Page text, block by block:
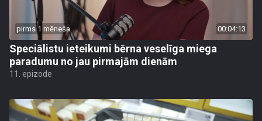
pirms 1 mēneša 00:04:13
Speciālistu ieteikumi bērna veselīga miega
paradumu no jau pirmajām dienām
11. epizode